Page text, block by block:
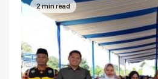
2 min read